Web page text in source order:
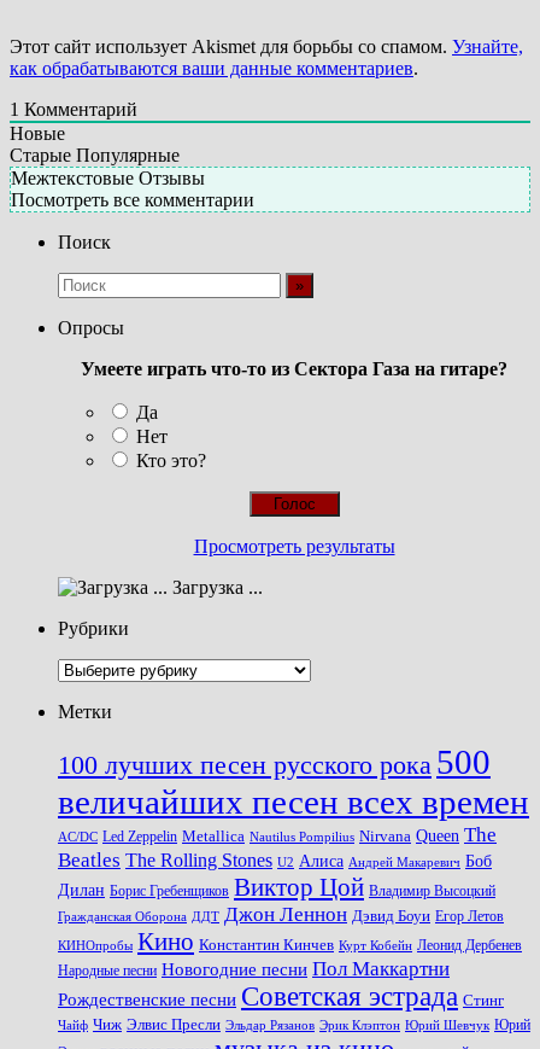
Этот сайт использует Akismet для борьбы со спамом. Узнайте,
как обрабатываются ваши данные комментариев.
1 Комментарий
Новые
Старые Популярные
Межтекстовые Отзывы
Посмотреть все комментарии
Поиск
Опросы
Умеете играть что-то из Сектора Газа на гитаре?
Да
Нет
Кто это?
Просмотреть результаты
Загрузка ...
Рубрики
Рубрики
Метки
100 лучших песен русского рока 500
величайших песен всех времен
AC/DC Led Zeppelin Metallica Nautilus Pompilius Nirvana Queen The
Beatles The Rolling Stones U2 Алиса Андрей Макаревич Боб
Дилан Борис Гребенщиков Виктор Цой Владимир Высоцкий
Гражданская Оборона ДДТ Джон Леннон Дэвид Боуи Егор Летов
КИНОпробы Кино Константин Кинчев Курт Кобейн Леонид Дербенев
Народные песни Новогодние песни Пол Маккартни
Рождественские песни Советская эстрада Стинг
Чайф Чиж Элвис Пресли Эльдар Рязанов Эрик Клэптон Юрий Шевчук Юрий